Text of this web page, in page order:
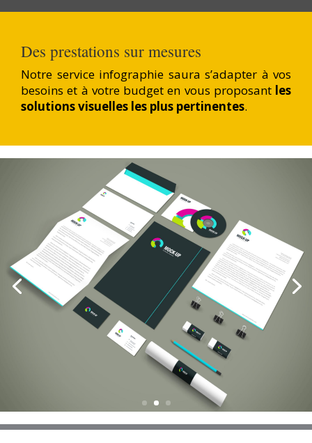
Des prestations sur mesures
Notre service infographie saura s’adapter à vos
besoins et à votre budget en vous proposant les
solutions visuelles les plus pertinentes.